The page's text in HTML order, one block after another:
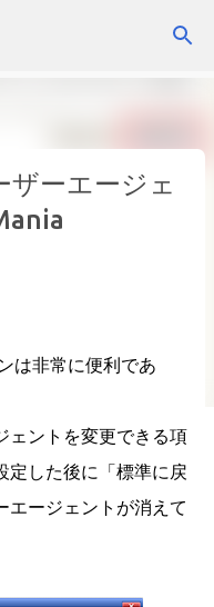
ンツに移動
ーエージェ
は非常に便利であ
ェントを変更できる項
定した後に「標準に戻
エージェントが消えて